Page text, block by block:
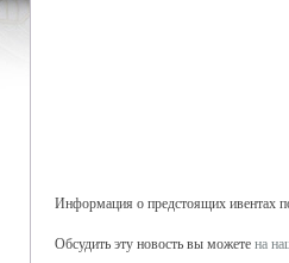
Информация о предстоящих ивентах
Обсудить эту новость вы можете на